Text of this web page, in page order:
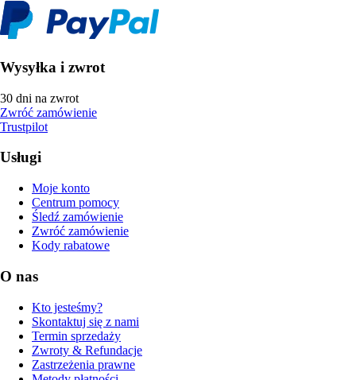
Wysyłka i zwrot
30 dni na zwrot
Zwróć zamówienie
Trustpilot
Usługi
Moje konto
Centrum pomocy
Śledź zamówienie
Zwróć zamówienie
Kody rabatowe
O nas
Kto jesteśmy?
Skontaktuj się z nami
Termin sprzedaży
Zwroty & Refundacje
Zastrzeżenia prawne